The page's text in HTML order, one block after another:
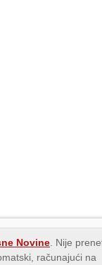
Novine . Nije
računajući na